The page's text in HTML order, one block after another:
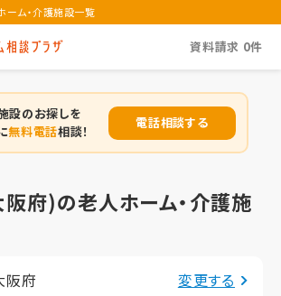
ム・介護施設一覧
資料請求 0件
設のお探しを
無料電話相談！
電話相談する
府)の老人ホーム・介護施
阪府 変更する